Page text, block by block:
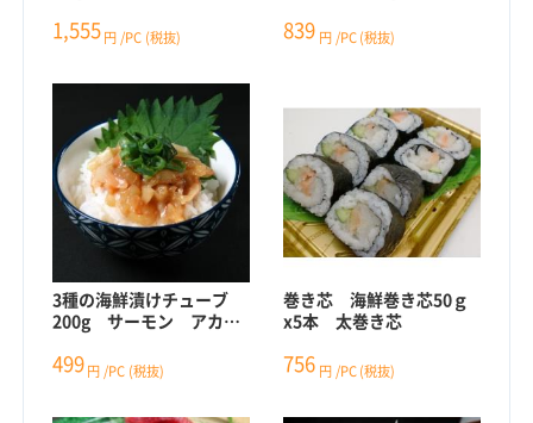
1,555 円 /PC (税抜) 839 円 /PC (税抜)
3種の海鮮漬けチューブ
200g サーモン アカエ
ビ イカ
499 円 /PC (税抜)
巻き芯 海鮮巻き芯50ｇ
x5本 太巻き芯
756 円 /PC (税抜)